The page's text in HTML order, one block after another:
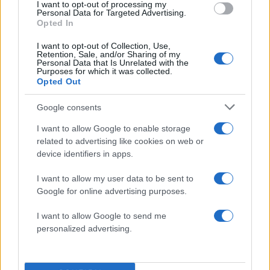
I want to opt-out of processing my
Personal Data for Targeted Advertising.
Opted In
I want to opt-out of Collection, Use,
Retention, Sale, and/or Sharing of my
Personal Data that Is Unrelated with the
Purposes for which it was collected.
Opted Out
Google consents
I want to allow Google to enable storage
related to advertising like cookies on web or
device identifiers in apps.
I want to allow my user data to be sent to
Google for online advertising purposes.
I want to allow Google to send me
personalized advertising.
κρίσιμες υποδομές και σύνορα
Το πλεονέκτημα VTOL, το μικρό αποτύπωμα και η
στιβαρή αντοχή σε πεδίο επιτρέπουν στο V-BAT
να αναπτυχθεί και από νησιά και προκεχωρημένα
σημεία με πολλαπλά οφέλη.
Ασφάλεια κρίσιμων υποδομών (λιμένες,
ενεργειακές εγκαταστάσεις, κόμβοι
γρήγορη επαλήθευση συμβάντων.
Επιτήρηση θαλασσίων διαύλων και
τήρηση εικόνας σε πυκνές θαλάσσιες
ζώνες, όπου η διασταύρωση εμπορικής
απαιτεί συνεχή «μάτι».